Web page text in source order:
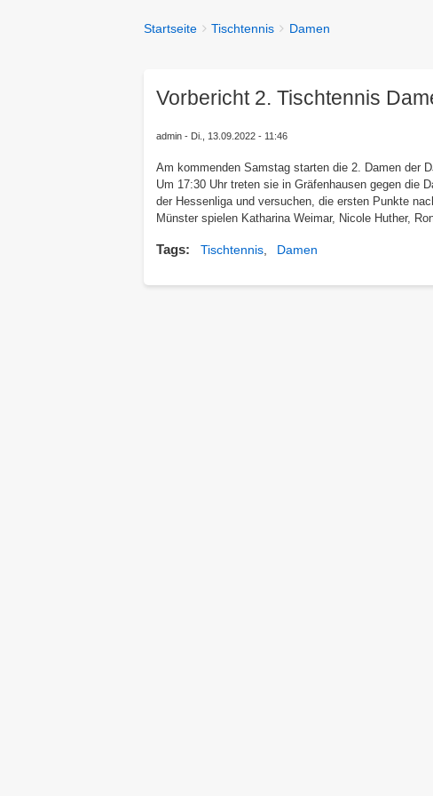
Breadcrumbs
You
Startseite Tischtennis Damen
Vorbericht 2. Tischtennis
admin Di., 13.09.2022 - 11:46
Am kommenden Samstag starten die 2. Damen der
Um 17:30 Uhr treten sie in Gräfenhausen gegen die
der Hessenliga und versuchen, die ersten Punkte
Münster spielen Katharina Weimar, Nicole Huther,
Tags Tischtennis Damen